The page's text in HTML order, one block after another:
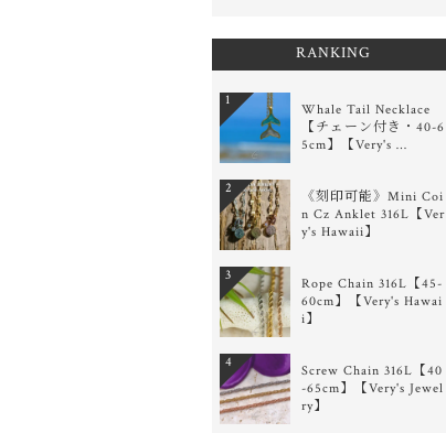
RANKING
Whale Tail Necklace
【チェーン付き・40-6
5cm】【Very's …
1
《刻印可能》Mini Coi
n Cz Anklet 316L【Ver
y's Hawaii】
2
Rope Chain 316L【45-
60cm】【Very's Hawai
i】
3
Screw Chain 316L【40
-65cm】【Very's Jewel
ry】
4